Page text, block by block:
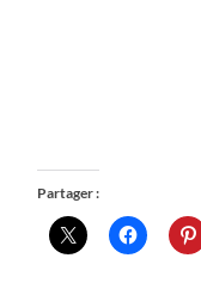
Partager :